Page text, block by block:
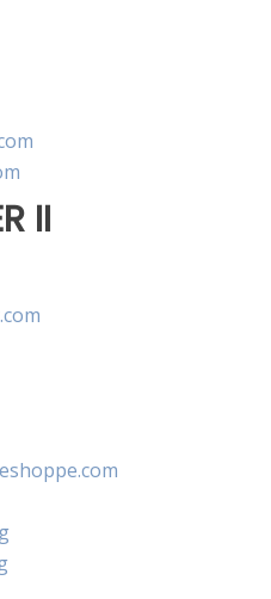
II